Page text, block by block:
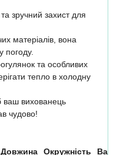
зручний захист для
матеріалів, вона
погоду.
та особливих
тепло в холодну
ваш вихованець
чудово!
Довжина
Окружність
Вага